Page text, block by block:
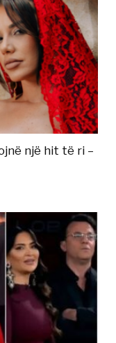
një hit të ri –